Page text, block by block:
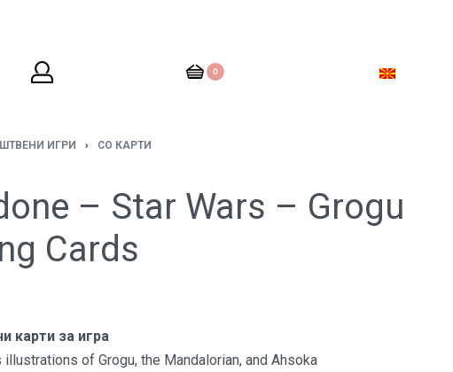
0
ИГРИ › СО КАРТИ
– Star Wars – Grogu
Cards
карти за игра
illustrations of Grogu, the Mandalorian, and Ahsoka